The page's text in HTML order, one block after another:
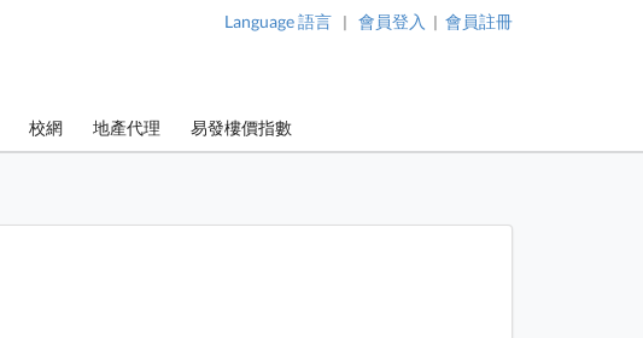
Language 語言 | 會員登入 | 會員註冊
校網 地產代理 易發樓價指數